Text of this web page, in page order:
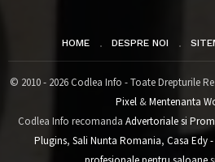
HOME DESPRE NOI
© 2010 - 2026 Codlea Info - Toate Drepturile
Pixel&Mentenanta
Codlea Info recomanda Advertoriale si
Plugins, Sali Nunta Romania, Casa Edy